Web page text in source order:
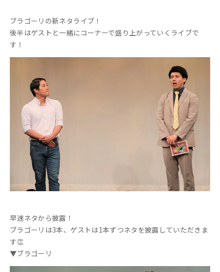
ブラゴーリの新ネタライブ！
後半はゲストと一緒にコーナーで盛り上がっていくライブで
す！
早速ネタから披露！
ブラゴーリは3本、ゲストは1本ずつネタを披露していただきま
す👏
▼ブラゴーリ